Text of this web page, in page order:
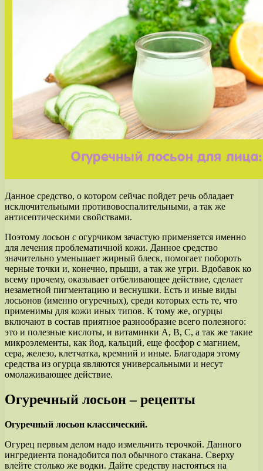
Данное средство, о котором сейчас пойдет речь обладает
исключительными противовоспалительными, а так же
антисептическими свойствами.
Поэтому лосьон с огурчиком зачастую применяется именно
для лечения проблематичной кожи. Данное средство
значительно уменьшает жирный блеск, помогает побороть
черные точки и, конечно, прыщи, а так же угри. Вдобавок ко
всему прочему, оказывает отбеливающее действие, сделает
незаметной пигментацию и веснушки. Есть и иные виды
лосьонов (именно огуречных), среди которых есть те, что
применимы для кожи иных типов. К тому же, огурцы
включают в состав приятное разнообразие всего полезного:
это и полезные кислоты, и витаминки A, В, C, а так же такие
микроэлементы, как йод, кальций, еще фосфор с магнием,
сера, железо, клетчатка, кремний и иные. Благодаря этому
средства из огурца являются универсальными и несут
омолаживающее действие.
Огуречный лосьон – рецепты
Огуречный лосьон классический.
Огурец первым делом надо измельчить терочкой. Данного
ингредиента понадобится пол обычного стакана. Сверху
влейте столько же водки. Дайте средству настояться на